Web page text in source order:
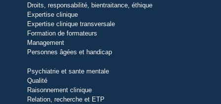
Droits, responsabilité, bientraitance, éthique
Expertise clinique
Expertise clinique transversale
Formation de formateurs
Management
Personnes âgées et handicap
Psychiatrie et sante mentale
Qualité
Raisonnement clinique
Relation, recherche et ETP